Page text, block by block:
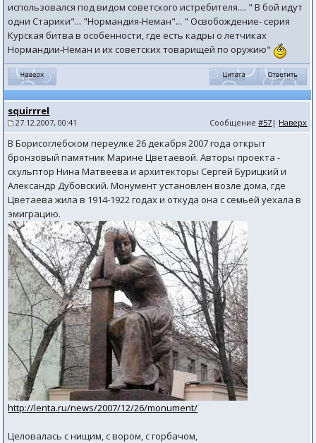
использовался под видом советского истребителя.... " В бой идут
одни Старики"... "Нормандия-Неман"... " Освобождение- серия
Курская битва в особенности, где есть кадры о летчиках
Нормандии-Неман и их советских товарищей по оружию"
squirrrel
27.12.2007, 00:41 Сообщение#57 | Наверх
В Борисоглебском переулке 26 декабря 2007 года открыт
бронзовый памятник Марине Цветаевой. Авторы проекта -
скульптор Нина Матвеева и архитекторы Сергей Бурицкий и
Александр Дубовский. Монумент установлен возле дома, где
Цветаева жила в 1914-1922 годах и откуда она с семьей уехала в
эмиграцию.
http://lenta.ru/news/2007/12/26/monument/
Целовалась с нищим, с вором, с горбачом,